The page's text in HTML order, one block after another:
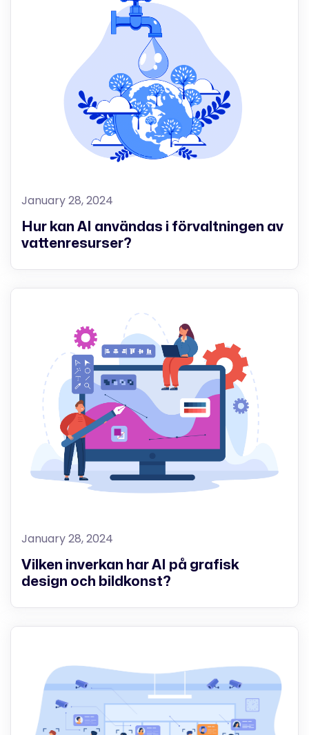
January 28, 2024
Hur kan AI användas i förvaltningen av
vattenresurser?
January 28, 2024
Vilken inverkan har AI på grafisk
design och bildkonst?